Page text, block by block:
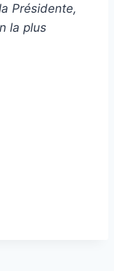
Présidente,
la plus